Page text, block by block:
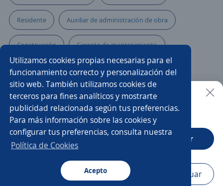
Utilizamos cookies propias necesarias para el
funcionamiento correcto y personalización del
sitio web. También utilizamos cookies de
terceros para fines analíticos y mostrarte
publicidad relacionada según tus preferencias.
Para más información sobre las cookies y
configurar tus preferencias, consulta nuestra
Política de Cookies
Acepto
Residente Auxiliar de administración de obra
Construcción Gerente de mantenimiento
Residente de instalaciones eléctricas
Supervisor/a de seguridad Residente de obra civil
Gerente de proyectos Residente de urbanización
Pasante de ingeniero civil
Ingeniero supervisor Arquitecto supervisor
Buscar es más fácil en la app
CT App Abrir
Navegador Continuar